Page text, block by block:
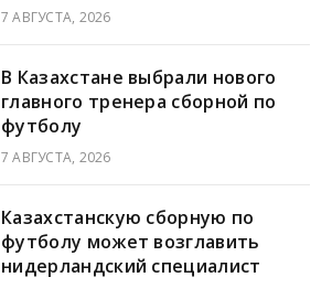
7 АВГУСТА, 2026
В Казахстане выбрали нового
главного тренера сборной по
футболу
7 АВГУСТА, 2026
Казахстанскую сборную по
футболу может возглавить
нидерландский специалист